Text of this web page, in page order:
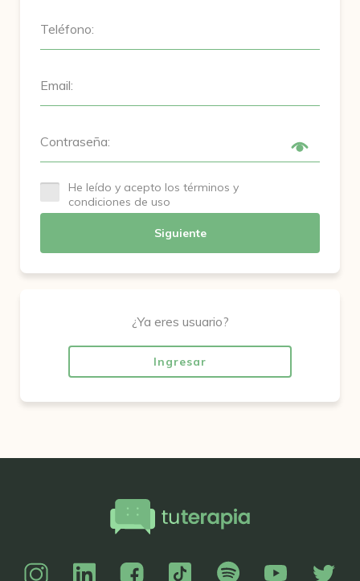
Teléfono:
Email:
Contraseña:
He leído y acepto los términos y
condiciones de uso
Siguiente
¿Ya eres usuario?
Ingresar